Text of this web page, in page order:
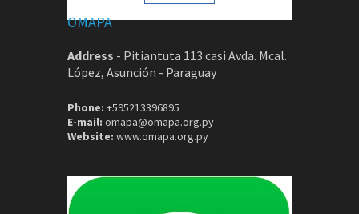
OMAPA
Address - Pitiantuta 113 casi Avda. Mcal.
López, Asunción - Paraguay
Phone: +595213396895
E-mail: omapa@omapa.org.py
Website: www.omapa.org.py